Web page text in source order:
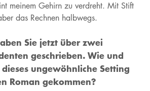
meinem Gehirn zu verdreht. Mit Stift
das Rechnen halbwegs.
Sie jetzt über zwei
geschrieben. Wie und
ungewöhnliche Setting
Roman gekommen?